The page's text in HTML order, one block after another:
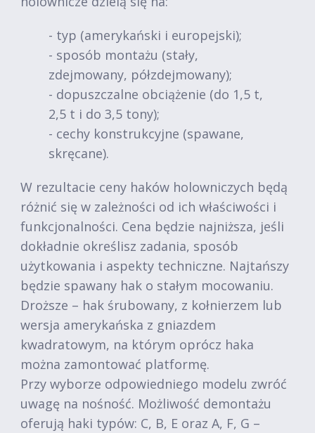
- typ (amerykański i europejski);
- sposób montażu (stały,
zdejmowany, półzdejmowany);
- dopuszczalne obciążenie (do 1,5 t,
2,5 t i do 3,5 tony);
- cechy konstrukcyjne (spawane,
skręcane).
W rezultacie ceny haków holowniczych będą
różnić się w zależności od ich właściwości i
funkcjonalności. Cena będzie najniższa, jeśli
dokładnie określisz zadania, sposób
użytkowania i aspekty techniczne. Najtańszy
będzie spawany hak o stałym mocowaniu.
Droższe – hak śrubowany, z kołnierzem lub
wersja amerykańska z gniazdem
kwadratowym, na którym oprócz haka
można zamontować platformę.
Przy wyborze odpowiedniego modelu zwróć
uwagę na nośność. Możliwość demontażu
oferują haki typów: C, B, E oraz A, F, G –